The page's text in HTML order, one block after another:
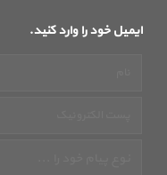
ایمیل خود را وارد کنید.